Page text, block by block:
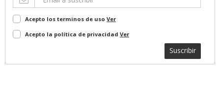
Acepto los terminos de uso Ver
Acepto la política de privacidad Ver
Suscribir